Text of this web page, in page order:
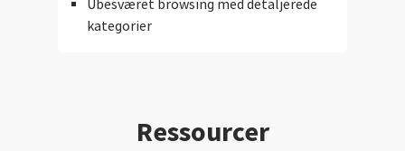
Ubesværet browsing med detaljerede
kategorier
Ressourcer